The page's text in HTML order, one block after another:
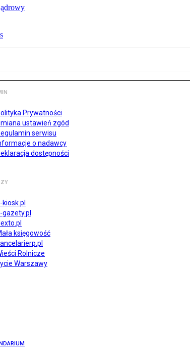
Prywatności
ustawień zgód
serwisu
o nadawcy
dostępności
kiosk.pl
gazety.pl
księgowość
Rolnicze
Warszawy